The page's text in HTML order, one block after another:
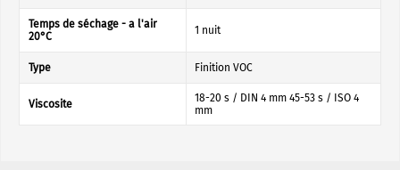
Temps de séchage - a l'air
20°C
1 nuit
Type Finition VOC
Viscosite
18-20 s / DIN 4 mm 45-53 s / ISO 4
mm